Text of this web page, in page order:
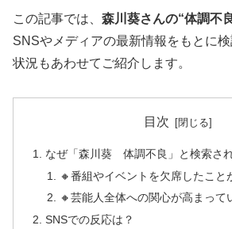
この記事では、 森川葵さんの“体調不
SNSやメディアの最新情報をもとに
状況もあわせてご紹介します。
目次
なぜ「森川葵 体調不良」と検索さ
🔸番組やイベントを欠席したこと
🔸芸能人全体への関心が高まって
SNSでの反応は？